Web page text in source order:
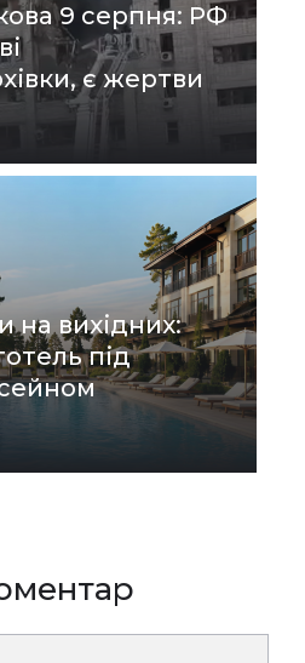
9 серпня: РФ
є жертви
на вихідних:
під